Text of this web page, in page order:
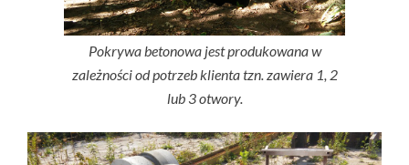
Pokrywa betonowa jest produkowana w
zależności od potrzeb klienta tzn. zawiera 1, 2
lub 3 otwory.